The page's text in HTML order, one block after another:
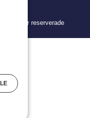
reserverade